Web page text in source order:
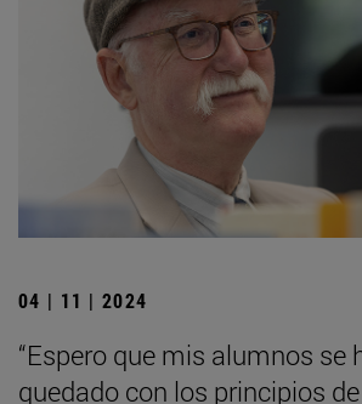
04 | 11 | 2024
“Espero que mis alumnos se
quedado con los principios